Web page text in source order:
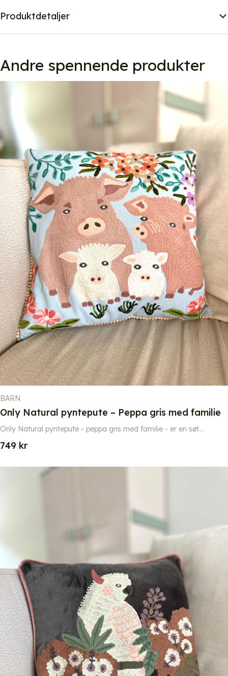
Produktdetaljer
Andre spennende produkter
BARN
Only Natural pyntepute – Peppa gris med familie
Only Natural pyntepute - peppa gris med familie - er en søt...
749 kr